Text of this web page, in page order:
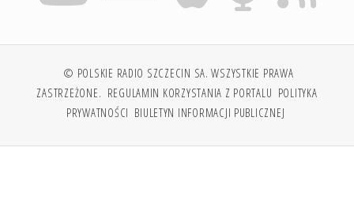
© POLSKIE RADIO SZCZECIN SA. WSZYSTKIE PRAWA
ZASTRZEŻONE. REGULAMIN KORZYSTANIA Z PORTALU POLITYKA
PRYWATNOŚCI BIULETYN INFORMACJI PUBLICZNEJ